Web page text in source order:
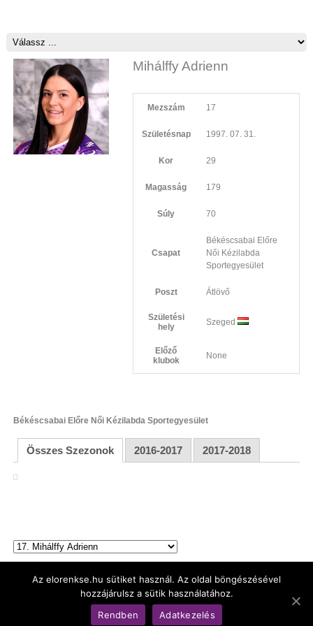
Mihálffy Adrienn
Mezszám 17
Születésnap 1997. 07. 31.
Kor 29
Magasság 179
Súly 70
Csapat
Békéscsabai Előre
Női Kézilabda
Sportegyesület
Poszt Átlövő
Születési
hely
Szeged
Előző
klubok
None
Békéscsabai Előre Női Kézilabda Sportegyesület
Összes Szezonok 2016-2017 2017-2018
© Békéscsabai Előre Női Kézilabda Kft.
Az elorenkse.hu sütiket használ. Az oldal böngészésével
hozzájárulsz a sütik használatához.
Rendben
Adatkezelés